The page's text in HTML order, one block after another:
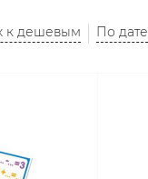
к дешевым По дате